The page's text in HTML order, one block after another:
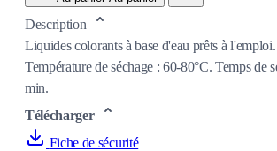
Description
Liquides colorants à base d'eau prêts à
Température de séchage : 60-80°C. Temps de
min.
Télécharger
Fiche de sécurité